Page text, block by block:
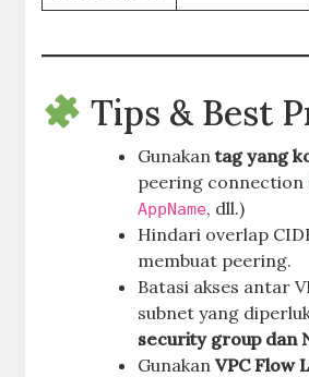
Tips & Best
Gunakantag yang
peering connection
AppName, dll.)
Hindari overlap
membuat peering.
Batasi akses antar
subnet yang
security group dan
GunakanVPC Flow